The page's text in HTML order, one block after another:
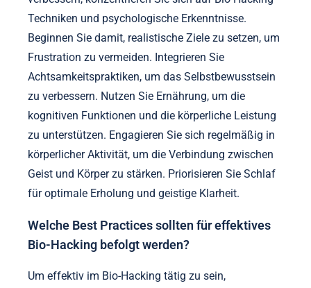
Techniken und psychologische Erkenntnisse.
Beginnen Sie damit, realistische Ziele zu setzen, um
Frustration zu vermeiden. Integrieren Sie
Achtsamkeitspraktiken, um das Selbstbewusstsein
zu verbessern. Nutzen Sie Ernährung, um die
kognitiven Funktionen und die körperliche Leistung
zu unterstützen. Engagieren Sie sich regelmäßig in
körperlicher Aktivität, um die Verbindung zwischen
Geist und Körper zu stärken. Priorisieren Sie Schlaf
für optimale Erholung und geistige Klarheit.
Welche Best Practices sollten für effektives
Bio-Hacking befolgt werden?
Um effektiv im Bio-Hacking tätig zu sein,